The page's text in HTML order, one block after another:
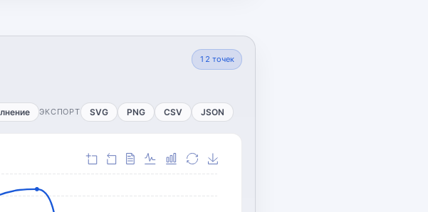
12 точек
ЭКСПОРТ SVG PNG CSV JSON